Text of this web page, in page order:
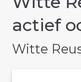
actief
Witte